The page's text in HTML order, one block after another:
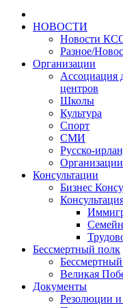
НОВОСТИ
Новости
Разное/
Организации
Ассоциация
центров
Школы
Культура
Спорт
СМИ
Русско-
Организации
Консультации
Бизнес
Бессмертный полк
Великая
Документы
Резолюции